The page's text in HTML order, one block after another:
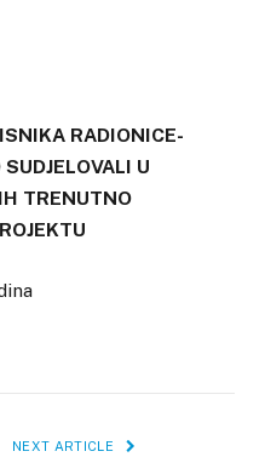
RADIONICE-
U
TRENUTNO
NEXT ARTICLE